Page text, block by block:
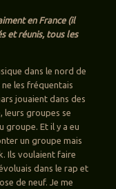
en France (il
et réunis, tous les
dans le nord de
ne les fréquentais
jouaient dans des
leurs groupes se
groupe. Et il y a eu
un groupe mais
Ils voulaient faire
dans le rap et
de neuf. Je me